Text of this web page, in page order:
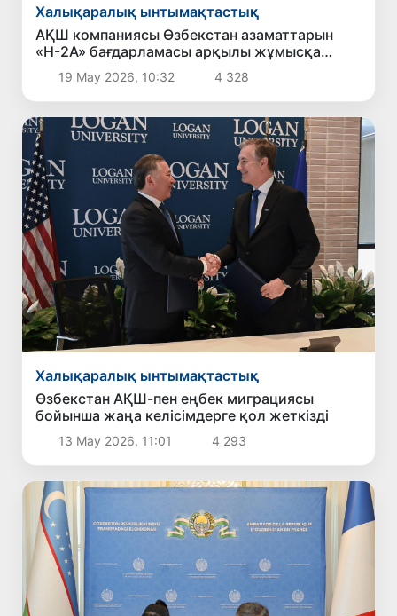
Халықаралық ынтымақтастық
АҚШ компаниясы Өзбекстан азаматтарын
«H-2A» бағдарламасы арқылы жұмысқа
тартуды кеңейтпек
19 Мау 2026, 10:32 4 328
Халықаралық ынтымақтастық
Өзбекстан АҚШ-пен еңбек миграциясы
бойынша жаңа келісімдерге қол жеткізді
13 Мау 2026, 11:01 4 293